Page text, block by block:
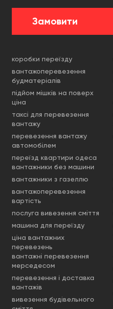
Замовити
коробки переїзду
вантажоперевезення
будматеріалів
підйом мішків на поверх
ціна
таксі для перевезення
вантажу
перевезення вантажу
автомобілем
переїзд квартири одеса
вантажники без машини
вантажники з газеллю
вантажоперевезення
вартість
послуга вивезення сміття
машина для переїзду
ціна вантажних
перевезень
вантажні перевезення
мерседесом
перевезення і доставка
вантажів
вивезення будівельного